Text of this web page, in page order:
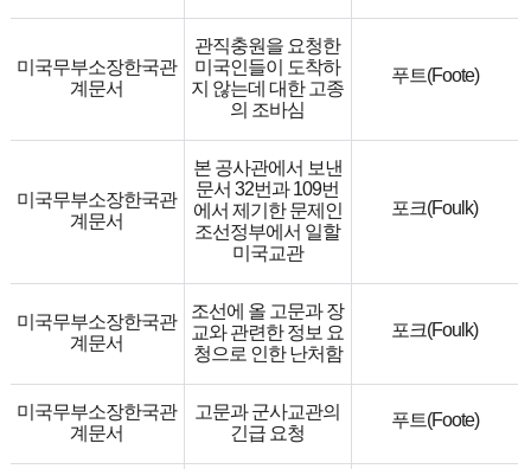
미국무부소장한국관
계문서
관직충원을 요청한
미국인들이 도착하
지 않는데 대한 고종
의 조바심
푸트(Foote)
미국무부소장한국관
계문서
본 공사관에서 보낸
문서 32번과 109번
에서 제기한 문제인
조선정부에서 일할
미국교관
포크(Foulk)
미국무부소장한국관
계문서
조선에 올 고문과 장
교와 관련한 정보 요
청으로 인한 난처함
포크(Foulk)
미국무부소장한국관
계문서
고문과 군사교관의
긴급 요청
푸트(Foote)